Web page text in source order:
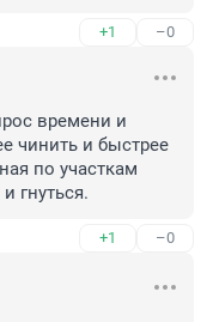
+1 –0
времени и
чинить и быстрее
по участкам
гнуться.
+1 –0